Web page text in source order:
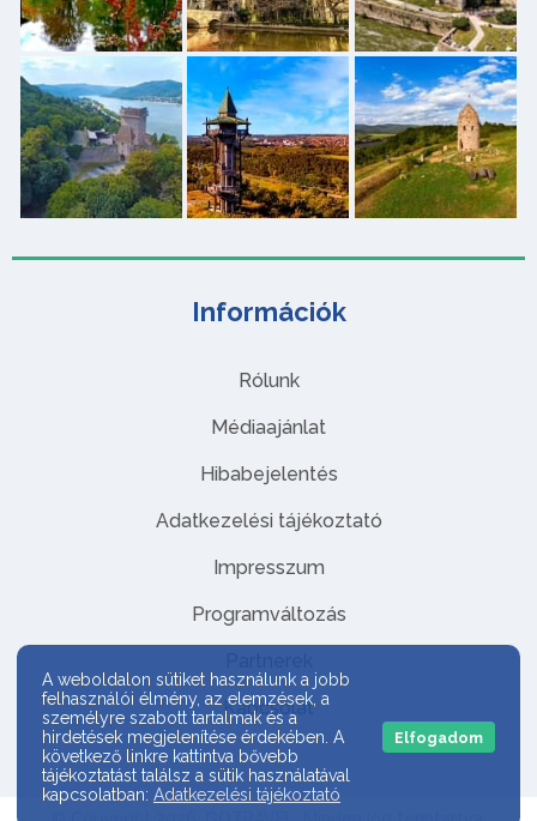
Információk
Rólunk
Médiaajánlat
Hibabejelentés
Adatkezelési tájékoztató
Impresszum
Programváltozás
Kapcsolat
A weboldalon sütiket használunk a jobb
felhasználói élmény, az elemzések, a
személyre szabott tartalmak és a
hirdetések megjelenítése érdekében. A
következő linkre kattintva bővebb
tájékoztatást találsz a sütik használatával
kapcsolatban: Adatkezelési tájékoztató
Elfogadom